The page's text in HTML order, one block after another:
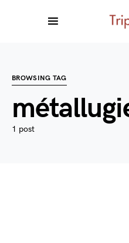
BROWSING TAG
1 post